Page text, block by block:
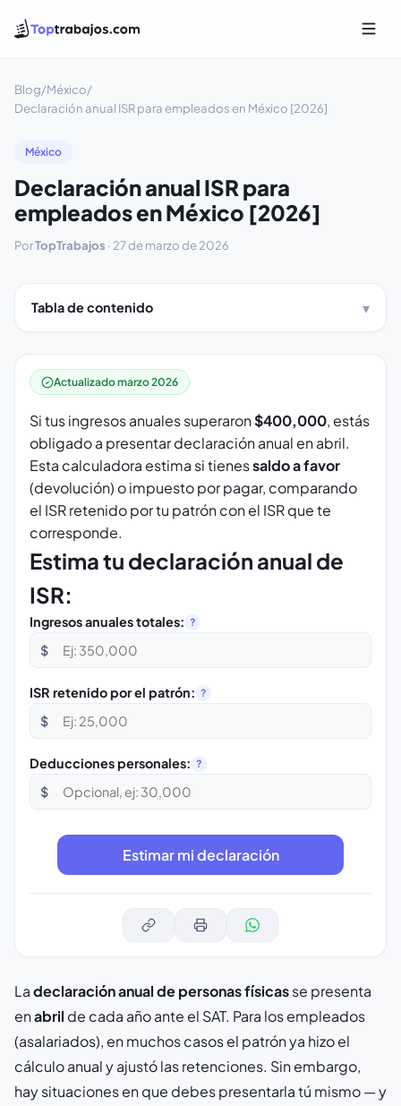
Blog/México/
Declaración anual ISR para empleados en México [2026]
México
Declaración anual ISR para
empleados en México [2026]
PorTopTrabajos · 27 de marzo de 2026
Tabla de contenido
Actualizado marzo 2026
Si tus ingresos anuales superaron$400,000, estás
obligado a presentar declaración anual en abril.
Esta calculadora estima si tienessaldo a favor
(devolución) o impuesto por pagar, comparando
el ISR retenido por tu patrón con el ISR que te
corresponde.
Estima tu declaración anual de
ISR:
Ingresos anuales totales: ?
$
ISR retenido por el patrón: ?
$
Deducciones personales: ?
$
Ladeclaración anual de personas físicasse presenta
enabril de cada año ante el SAT. Para los empleados
(asalariados), en muchos casos el patrón ya hizo el
cálculo anual y ajustó las retenciones. Sin embargo,
hay situaciones en que debes presentarla tú mismo — y